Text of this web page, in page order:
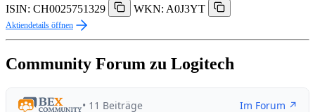
ISIN: CH0025751329
WKN: A0J3YT
Aktiendetails öffnen
Community Forum zu Logitech